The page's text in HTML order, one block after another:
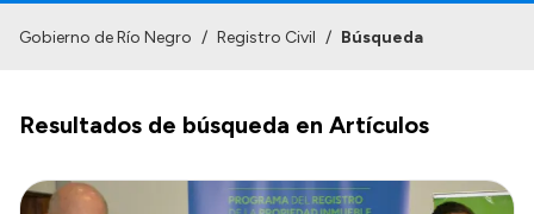
Misión
Autoridades
Gobierno de Río Negro / Registro Civil / Búsqueda
Resultados de búsqueda en Artículos